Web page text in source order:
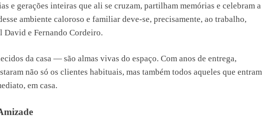
e gerações inteiras que ali se cruzam, partilham memórias e celebram a
ambiente caloroso e familiar deve-se, precisamente, ao trabalho,
David e Fernando Cordeiro.
da casa — são almas vivas do espaço. Com anos de entrega,
não só os clientes habituais, mas também todos aqueles que entram
em casa.